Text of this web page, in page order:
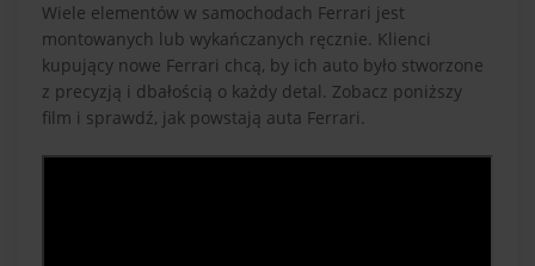
Wiele elementów w samochodach Ferrari jest
montowanych lub wykańczanych ręcznie. Klienci
kupujący nowe Ferrari chcą, by ich auto było stworzone
z precyzją i dbałością o każdy detal. Zobacz poniższy
film i sprawdź, jak powstają auta Ferrari.